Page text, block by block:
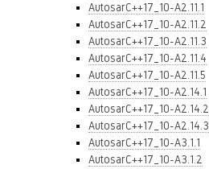
AutosarC++17_10-A2.11.1
AutosarC++17_10-A2.11.2
AutosarC++17_10-A2.11.3
AutosarC++17_10-A2.11.4
AutosarC++17_10-A2.11.5
AutosarC++17_10-A2.14.1
AutosarC++17_10-A2.14.2
AutosarC++17_10-A2.14.3
AutosarC++17_10-A3.1.1
AutosarC++17_10-A3.1.2